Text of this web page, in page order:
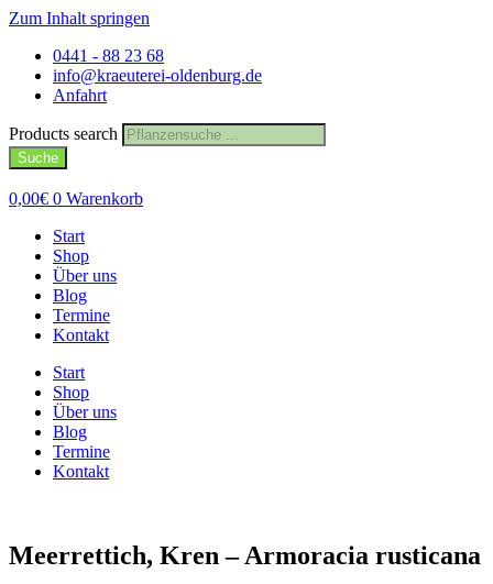
Zum Inhalt springen
0441 - 88 23 68
info@kraeuterei-oldenburg.de
Anfahrt
Products search
Suche
0,00€ 0 Warenkorb
Start
Shop
Über uns
Blog
Termine
Kontakt
Start
Shop
Über uns
Blog
Termine
Kontakt
Meerrettich, Kren – Armoracia rusticana